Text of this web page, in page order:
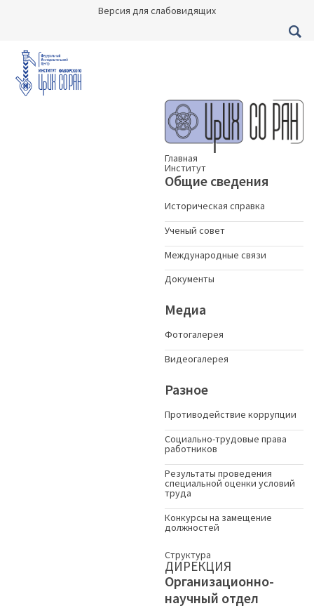
Версия для слабовидящих
Главная
Институт
Общие сведения
Историческая справка
Ученый совет
Международные связи
Документы
Медиа
Фотогалерея
Видеогалерея
Разное
Противодействие коррупции
Социально-трудовые права
работников
Результаты проведения
специальной оценки условий
труда
Конкурсы на замещение
должностей
Структура
ДИРЕКЦИЯ
Организационно-
научный отдел